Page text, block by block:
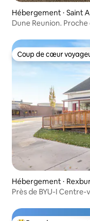
Hébergement ⋅ Saint
Coup de cœur
Coup de cœur
Hébergement ⋅
Près de BYU-I Centre-